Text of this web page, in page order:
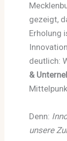
gezeigt,
Erholung
deutlich:
&
Denn:
unsere